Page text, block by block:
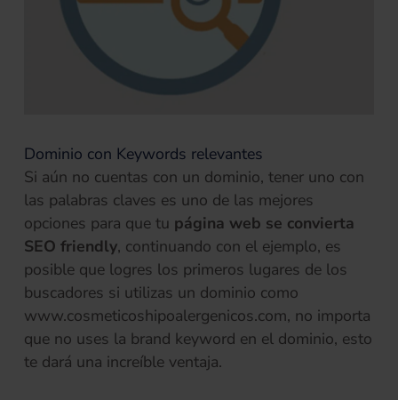
Dominio con Keywords relevantes
Si aún no cuentas con un dominio, tener uno con
las palabras claves es uno de las mejores
opciones para que tu página web se convierta
SEO friendly, continuando con el ejemplo, es
posible que logres los primeros lugares de los
buscadores si utilizas un dominio como
www.cosmeticoshipoalergenicos.com, no importa
que no uses la brand keyword en el dominio, esto
te dará una increíble ventaja.